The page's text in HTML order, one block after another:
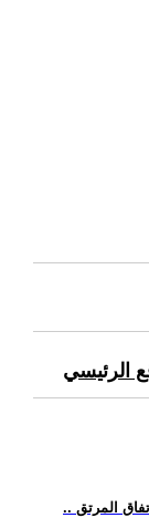
الرئيسي
المرتق